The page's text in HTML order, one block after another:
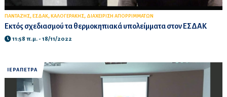
ΠΑΝΤΑΖΗΣ, ΕΣΔΑΚ, ΚΑΛΟΓΕΡΑΚΗΣ, ΔΙΑΧΕΙΡΙΣΗ ΑΠΟΡΡΙΜΜΑΤΩΝ
Εκτός σχεδιασμού τα θερμοκηπιακά υπολείμματα στον ΕΣΔΑΚ
11:58 π.μ. - 18/11/2022
ΙΕΡΑΠΕΤΡΑ